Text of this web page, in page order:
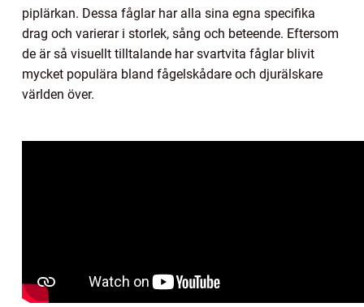
piplärkan. Dessa fåglar har alla sina egna specifika
drag och varierar i storlek, sång och beteende. Eftersom
de är så visuellt tilltalande har svartvita fåglar blivit
mycket populära bland fågelskådare och djurälskare
världen över.